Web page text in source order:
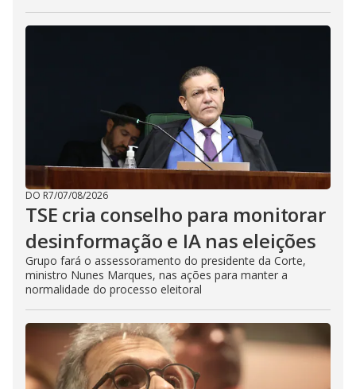
DO R7/07/08/2026
TSE cria conselho para monitorar
desinformação e IA nas eleições
Grupo fará o assessoramento do presidente da Corte,
ministro Nunes Marques, nas ações para manter a
normalidade do processo eleitoral